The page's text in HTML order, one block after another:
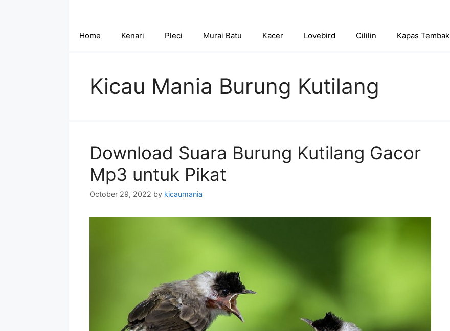
Home Kenari Pleci Murai Batu Kacer Lovebird Cililin Kapas Tembak
Kicau Mania Burung Kutilang
Download Suara Burung Kutilang Gacor
Mp3 untuk Pikat
October 29, 2022 by kicaumania